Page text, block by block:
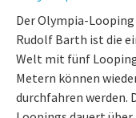
Der Olympia-
Rudolf Barth ist die
Welt mit fünf
Metern können
durchfahren werden.